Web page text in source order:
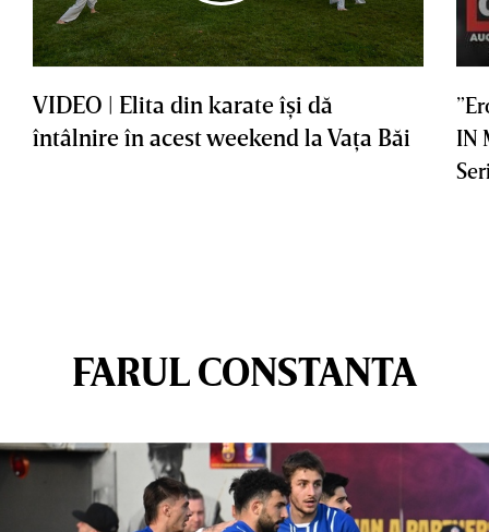
VIDEO | Elita din karate îşi dă
întâlnire în acest weekend la Vaţa Băi
IN
FARUL CONSTANTA